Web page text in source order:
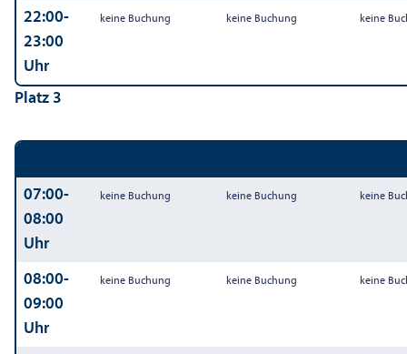
22:00-
23:00
Uhr
keine Buchung keine Buchung keine
Platz 3
07:00-
08:00
Uhr
keine Buchung keine Buchung keine
08:00-
09:00
Uhr
keine Buchung keine Buchung keine